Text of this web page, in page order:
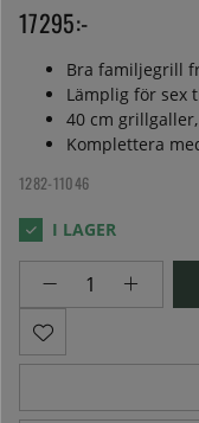
17295:-
Bra familjegrill
Lämplig för sex
40 cm grillgaller,
Komplettera
1282-11046